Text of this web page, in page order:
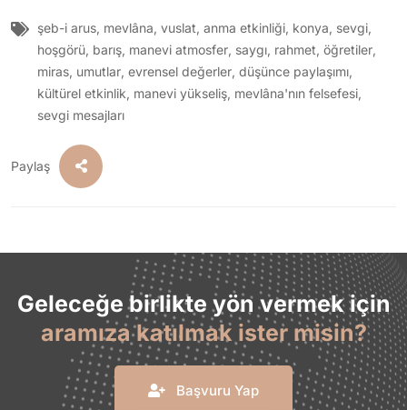
şeb-i arus, mevlâna, vuslat, anma etkinliği, konya, sevgi,
hoşgörü, barış, manevi atmosfer, saygı, rahmet, öğretiler,
miras, umutlar, evrensel değerler, düşünce paylaşımı,
kültürel etkinlik, manevi yükseliş, mevlâna'nın felsefesi,
sevgi mesajları
Paylaş
Geleceğe birlikte yön vermek için
aramıza katılmak ister misin?
Başvuru Yap